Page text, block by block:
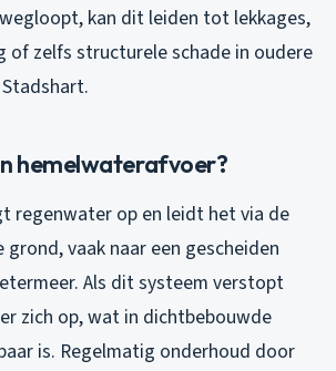
, kan dit leiden tot lekkages,
of zelfs structurele schade in oudere
hemelwaterafvoer?
regenwater op en leidt het via de
grond, vaak naar een gescheiden
Als dit systeem verstopt
zich op, wat in dichtbebouwde
is. Regelmatig onderhoud door